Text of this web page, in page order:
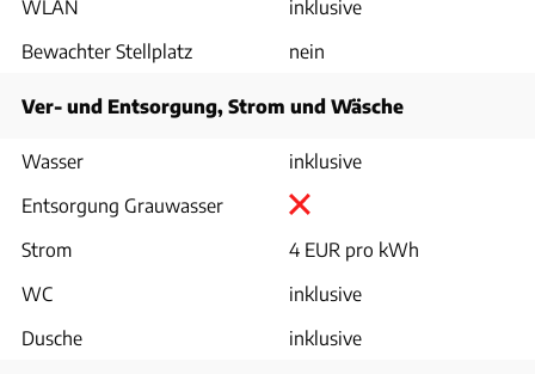
WLAN
inklusive
Bewachter Stellplatz
nein
Ver- und Entsorgung, Strom und Wäsche
Wasser
inklusive
Entsorgung Grauwasser
Strom
4 EUR pro kWh
WC
inklusive
Dusche
inklusive